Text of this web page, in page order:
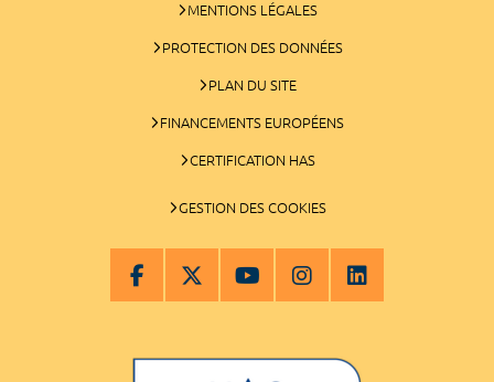
MENTIONS LÉGALES
PROTECTION DES DONNÉES
PLAN DU SITE
FINANCEMENTS EUROPÉENS
CERTIFICATION HAS
GESTION DES COOKIES